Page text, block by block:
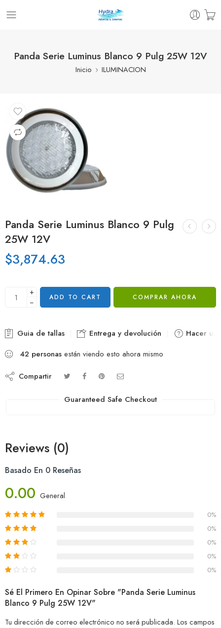
Panda Serie Luminus Blanco 9 Pulg 25W 12V
Inicio ILUMINACION
Panda Serie Luminus Blanco 9 Pulg
25W 12V
$3,874.63
+
−
ADD TO CART COMPRAR AHORA
Guia de tallas Entrega y devolución
Hacer
42 personas están viendo esto ahora mismo
Compartir
Guaranteed Safe Checkout
Reviews (0)
Basado En 0 Reseñas
0.00 General
0%
0%
0%
0%
0%
Sé El Primero En Opinar Sobre "Panda Serie Luminus
Blanco 9 Pulg 25W 12V"
Tu dirección de correo electrónico no será publicada. Los campos